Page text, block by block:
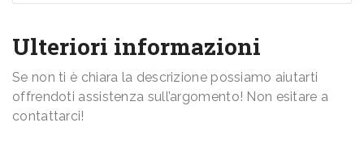
Ulteriori informazioni
Se non ti è chiara la descrizione possiamo aiutarti
offrendoti assistenza sull’argomento! Non esitare a
contattarci!